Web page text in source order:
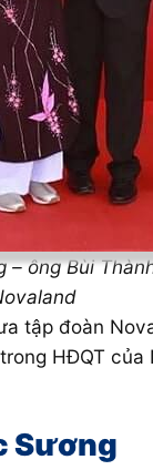
– ông Bùi
tập đoàn
HĐQT
Sương